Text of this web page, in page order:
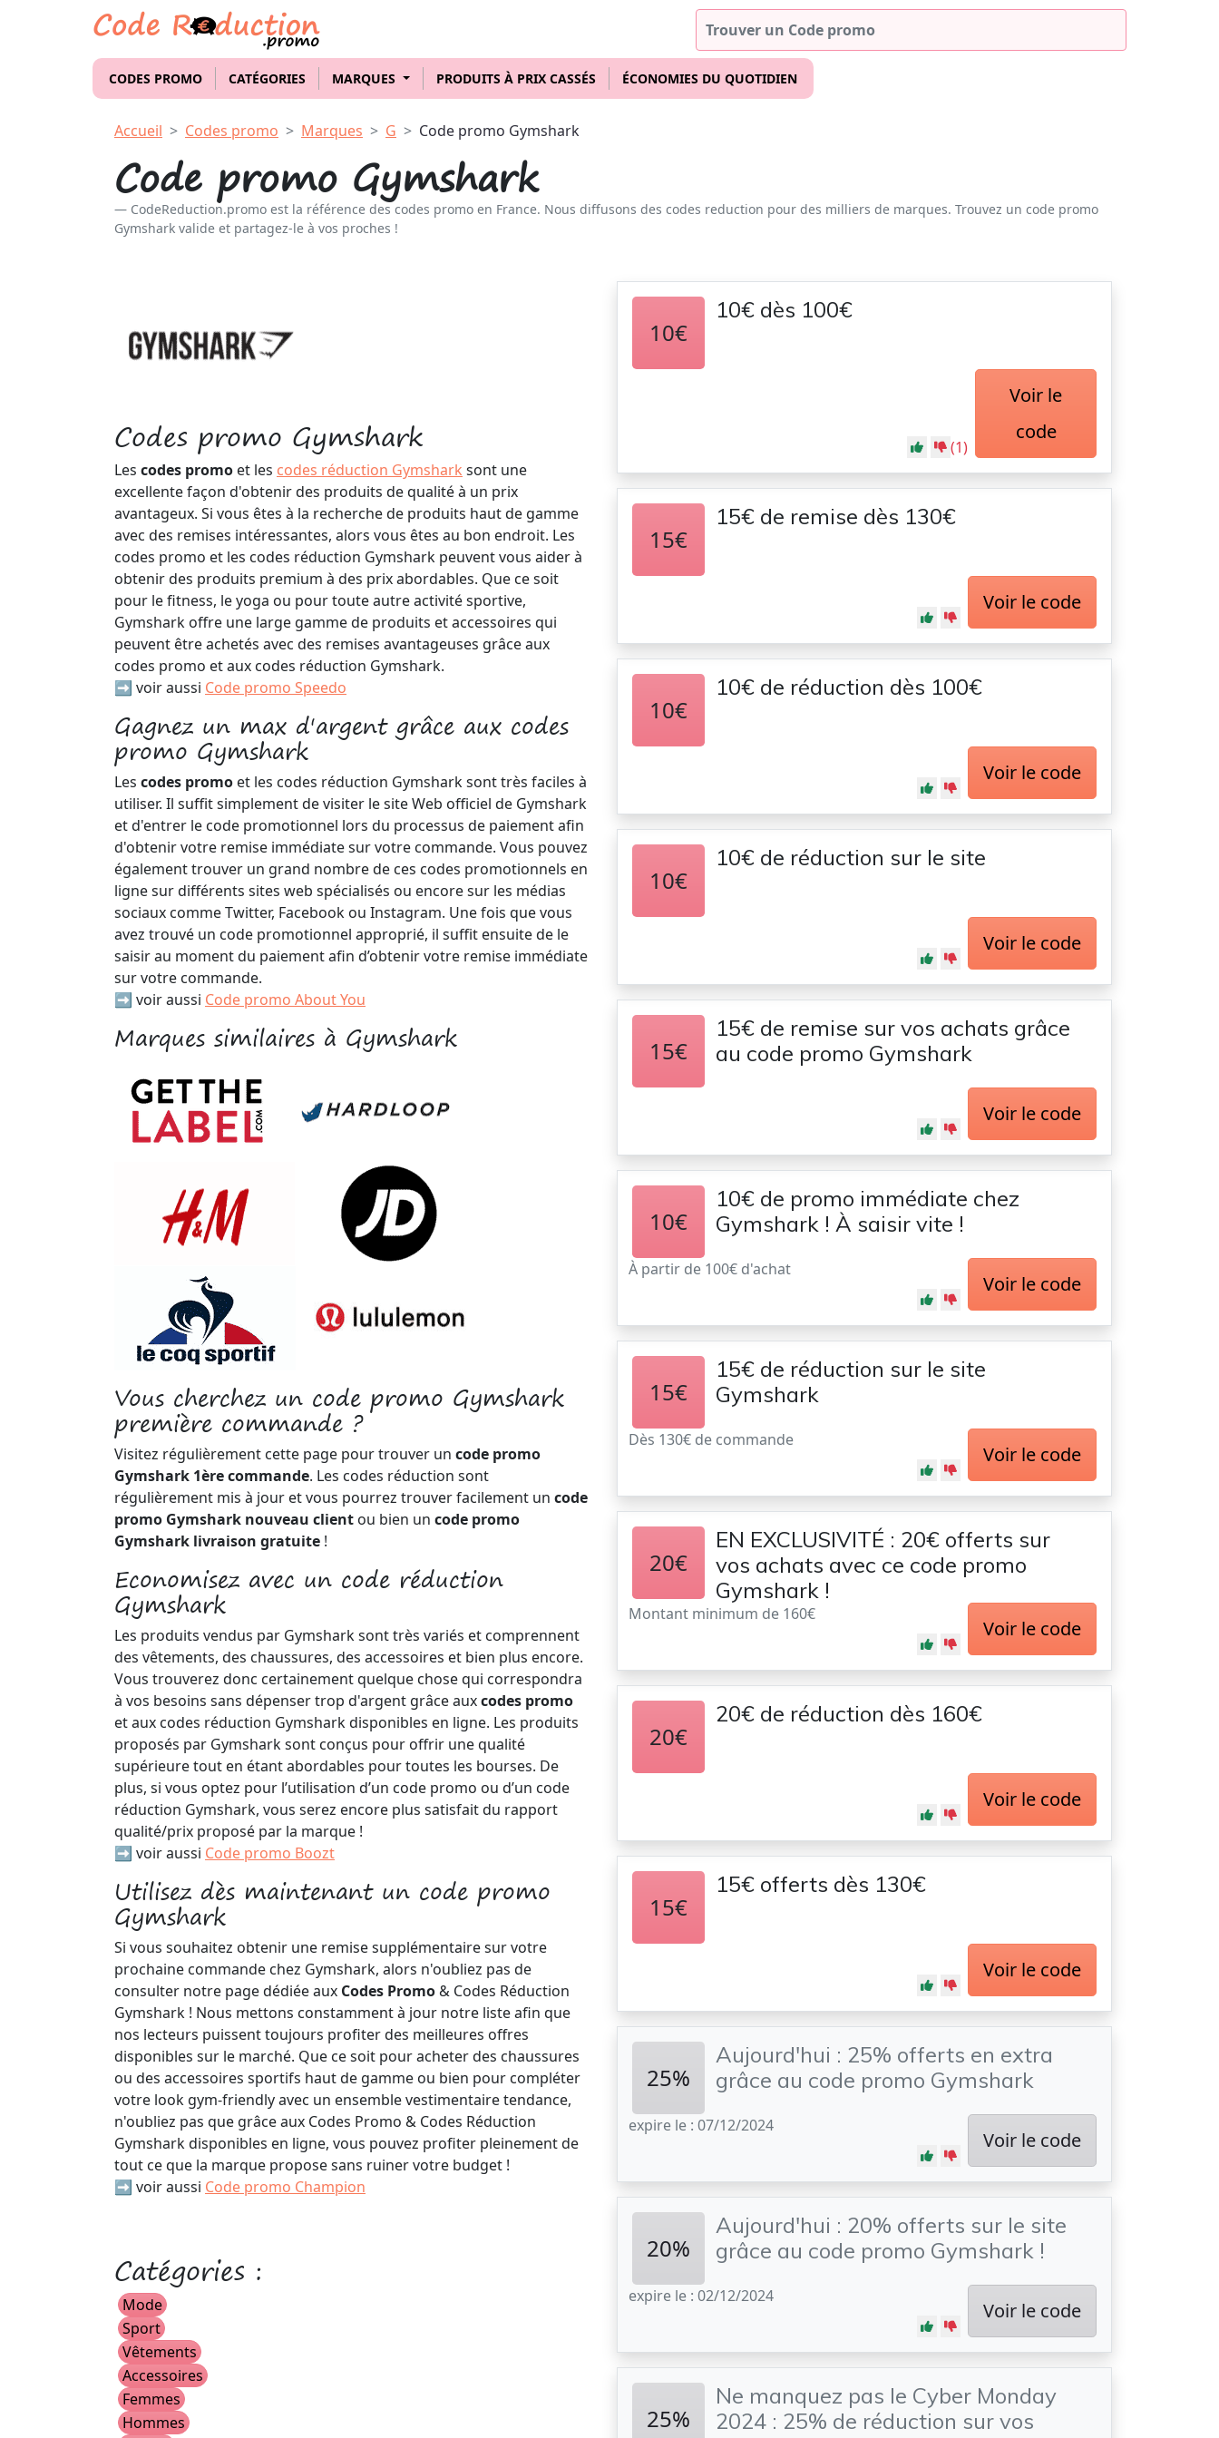
CODES PROMO CATÉGORIES MARQUES PRODUITS À PRIX CASSÉS ÉCONOMIES DU QUOTIDIEN
Accueil Codes promo Marques G Code promo Gymshark
Code promo Gymshark
CodeReduction.promo est la référence des codes promo en France. Nous diffusons des codes reduction pour des milliers de marques. Trouvez un code promo
Gymshark valide et partagez-le à vos proches !
Codes promo Gymshark
Les codes promo et les codes réduction Gymshark sont une
excellente façon d'obtenir des produits de qualité à un prix
avantageux. Si vous êtes à la recherche de produits haut de gamme
avec des remises intéressantes, alors vous êtes au bon endroit. Les
codes promo et les codes réduction Gymshark peuvent vous aider à
obtenir des produits premium à des prix abordables. Que ce soit
pour le fitness, le yoga ou pour toute autre activité sportive,
Gymshark offre une large gamme de produits et accessoires qui
peuvent être achetés avec des remises avantageuses grâce aux
codes promo et aux codes réduction Gymshark.
➡️ voir aussi Code promo Speedo
Gagnez un max d'argent grâce aux codes
promo Gymshark
Les codes promo et les codes réduction Gymshark sont très faciles à
utiliser. Il suffit simplement de visiter le site Web officiel de Gymshark
et d'entrer le code promotionnel lors du processus de paiement afin
d'obtenir votre remise immédiate sur votre commande. Vous pouvez
également trouver un grand nombre de ces codes promotionnels en
ligne sur différents sites web spécialisés ou encore sur les médias
sociaux comme Twitter, Facebook ou Instagram. Une fois que vous
avez trouvé un code promotionnel approprié, il suffit ensuite de le
saisir au moment du paiement afin d’obtenir votre remise immédiate
sur votre commande.
➡️ voir aussi Code promo About You
Marques similaires à Gymshark
Vous cherchez un code promo Gymshark
première commande ?
Visitez régulièrement cette page pour trouver un code promo
Gymshark 1ère commande. Les codes réduction sont
régulièrement mis à jour et vous pourrez trouver facilement un code
promo Gymshark nouveau client ou bien un code promo
Gymshark livraison gratuite !
Economisez avec un code réduction
Gymshark
Les produits vendus par Gymshark sont très variés et comprennent
des vêtements, des chaussures, des accessoires et bien plus encore.
Vous trouverez donc certainement quelque chose qui correspondra
à vos besoins sans dépenser trop d'argent grâce auxcodes promo
et aux codes réduction Gymshark disponibles en ligne. Les produits
proposés par Gymshark sont conçus pour offrir une qualité
supérieure tout en étant abordables pour toutes les bourses. De
plus, si vous optez pour l’utilisation d’un code promo ou d’un code
réduction Gymshark, vous serez encore plus satisfait du rapport
qualité/prix proposé par la marque !
➡️ voir aussi Code promo Boozt
Utilisez dès maintenant un code promo
Gymshark
Si vous souhaitez obtenir une remise supplémentaire sur votre
prochaine commande chez Gymshark, alors n'oubliez pas de
consulter notre page dédiée aux Codes Promo& Codes Réduction
Gymshark ! Nous mettons constamment à jour notre liste afin que
nos lecteurs puissent toujours profiter des meilleures offres
disponibles sur le marché. Que ce soit pour acheter des chaussures
ou des accessoires sportifs haut de gamme ou bien pour compléter
votre look gym-friendly avec un ensemble vestimentaire tendance,
n'oubliez pas que grâce aux Codes Promo & Codes Réduction
Gymshark disponibles en ligne, vous pouvez profiter pleinement de
tout ce que la marque propose sans ruiner votre budget !
➡️ voir aussi Code promo Champion
Catégories :
Mode
Sport
Vêtements
Accessoires
Femmes
Hommes
10€
10€ dès 100€
(1)
Voir le
code
15€
15€ de remise dès 130€
Voir le code
10€
10€ de réduction dès 100€
Voir le code
10€
10€ de réduction sur le site
Voir le code
15€
15€ de remise sur vos achats grâce
au code promo Gymshark
Voir le code
10€
10€ de promo immédiate chez
Gymshark ! À saisir vite !
À partir de 100€ d'achat
Voir le code
15€
15€ de réduction sur le site
Gymshark
Dès 130€ de commande
Voir le code
20€
EN EXCLUSIVITÉ : 20€ offerts sur
vos achats avec ce code promo
Gymshark !
Montant minimum de 160€
Voir le code
20€
20€ de réduction dès 160€
Voir le code
15€
15€ offerts dès 130€
Voir le code
25%
Aujourd'hui : 25% offerts en extra
grâce au code promo Gymshark
expire le : 07/12/2024
Voir le code
20%
Aujourd'hui : 20% offerts sur le site
grâce au code promo Gymshark !
expire le : 02/12/2024
Voir le code
25%
Ne manquez pas le Cyber Monday
2024 : 25% de réduction sur vos